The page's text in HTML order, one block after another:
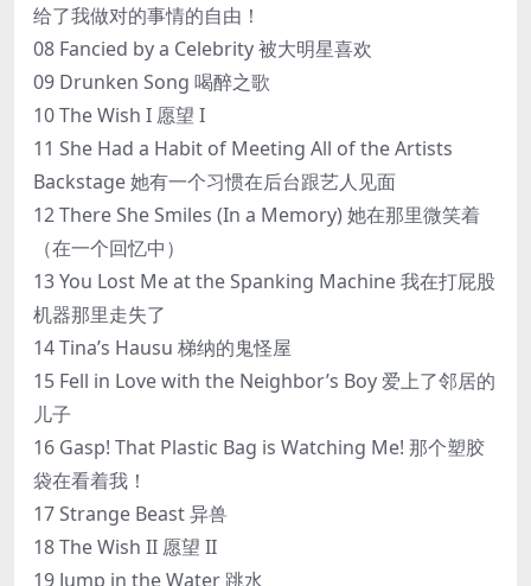
给了我做对的事情的自由！
08 Fancied by a Celebrity 被大明星喜欢
09 Drunken Song 喝醉之歌
10 The Wish I 愿望 I
11 She Had a Habit of Meeting All of the Artists
Backstage 她有一个习惯在后台跟艺人见面
12 There She Smiles (In a Memory) 她在那里微笑着
（在一个回忆中）
13 You Lost Me at the Spanking Machine 我在打屁股
机器那里走失了
14 Tina’s Hausu 梯纳的鬼怪屋
15 Fell in Love with the Neighbor’s Boy 爱上了邻居的
儿子
16 Gasp! That Plastic Bag is Watching Me! 那个塑胶
袋在看着我！
17 Strange Beast 异兽
18 The Wish II 愿望 II
19 Jump in the Water 跳水